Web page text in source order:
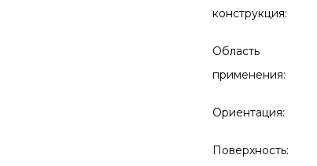
конструкция:
Область
применения:
Ориентация:
Поверхность: